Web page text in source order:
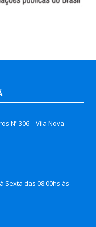
Nº 306 – Vila Nova
Sexta das 08:00hs às